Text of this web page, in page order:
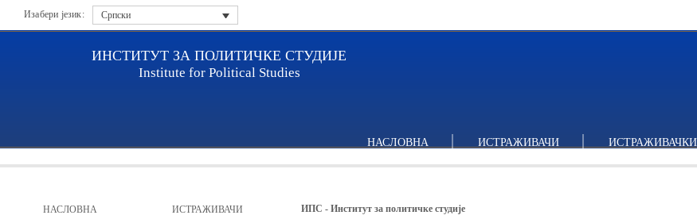
Изабери језик: Српски
ИНСТИТУТ ЗА ПОЛИТИЧКЕ СТУДИЈЕ
Institute for Political Studies
НАСЛОВНА ИСТРАЖИВАЧИ
НАСЛОВНА ИСТРАЖИВАЧИ
ИПС - Институт за политичке студије